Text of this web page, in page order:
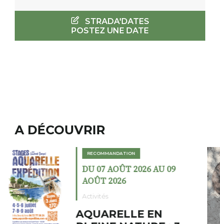
STRADA'DATES
POSTEZ UNE DATE
A DÉCOUVRIR
RECOMMANDATION
DU 02 AOÛT 2026 AU 23
AOÛT 2026
Expositions
Cochon charbon au